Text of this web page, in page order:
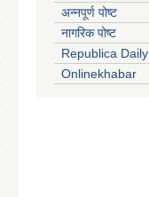
अन्नपूर्ण पोष्ट
नागरिक पोष्ट
Republica Daily
Onlinekhabar